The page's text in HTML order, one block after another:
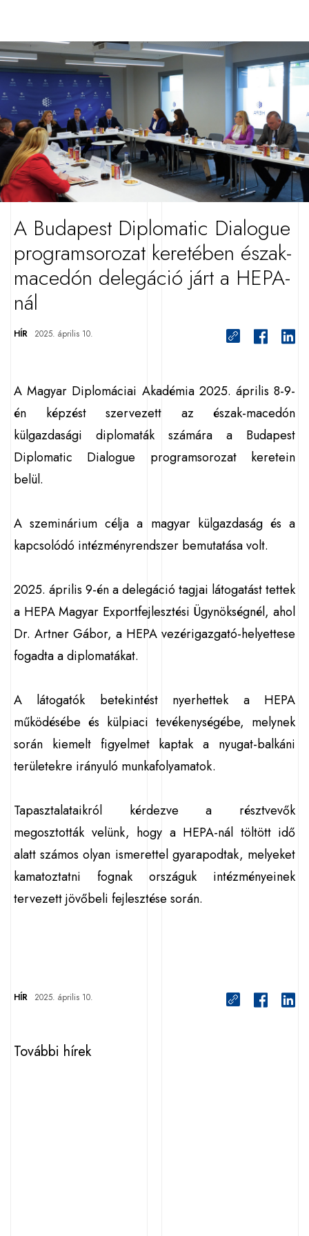
A Budapest Diplomatic Dialogue
programsorozat keretében észak-
macedón delegáció járt a HEPA-
nál
HÍR 2025. április 10.
A Magyar Diplomáciai Akadémia 2025. április 8-9-
én képzést szervezett az észak-macedón
külgazdasági diplomaták számára a Budapest
Diplomatic Dialogue programsorozat keretein
belül.
A szeminárium célja a magyar külgazdaság és a
kapcsolódó intézményrendszer bemutatása volt.
2025. április 9-én a delegáció tagjai látogatást tettek
a HEPA Magyar Exportfejlesztési Ügynökségnél, ahol
Dr. Artner Gábor, a HEPA vezérigazgató-helyettese
fogadta a diplomatákat.
A látogatók betekintést nyerhettek a HEPA
működésébe és külpiaci tevékenységébe, melynek
során kiemelt figyelmet kaptak a nyugat-balkáni
területekre irányuló munkafolyamatok.
Tapasztalataikról kérdezve a résztvevők
megosztották velünk, hogy a HEPA-nál töltött idő
alatt számos olyan ismerettel gyarapodtak, melyeket
kamatoztatni fognak országuk intézményeinek
tervezett jövőbeli fejlesztése során.
HÍR 2025. április 10.
További hírek